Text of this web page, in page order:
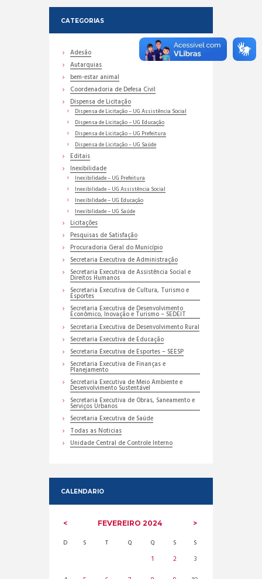
CATEGORIAS
Adesão
Autarquias
bem-estar animal
Coordenadoria de Defesa Civil
Dispensa de Licitação
Dispensa de Licitação – UG Assistência Social
Dispensa de Licitação – UG Educação
Dispensa de Licitação – UG Prefeitura
Dispensa de Licitação – UG Saúde
Editais
Inexibilidade
Inexibilidade – UG Prefeitura
Inexibilidade – UG Assistência Social
Inexibilidade – UG Educação
Inexibilidade – UG Saúde
Licitações
Pesquisas de Satisfação
Procuradoria Geral do Município
Secretaria Executiva de Administração
Secretaria Executiva de Assistência Social e
Direitos Humanos
Secretaria Executiva de Cultura, Turismo e
Esportes
Secretaria Executiva de Desenvolvimento
Econômico, Inovação e Turismo – SEDEIT
Secretaria Executiva de Desenvolvimento Rural
Secretaria Executiva de Educação
Secretaria Executiva de Esportes – SEESP
Secretaria Executiva de Finanças e
Planejamento
Secretaria Executiva de Meio Ambiente e
Desenvolvimento Sustentável
Secretaria Executiva de Obras, Saneamento e
Serviços Urbanos
Secretaria Executiva de Saúde
Todas as Noticias
Unidade Central de Controle Interno
CALENDARIO
FEVEREIRO 2024
D S T Q Q S S
1 2
3